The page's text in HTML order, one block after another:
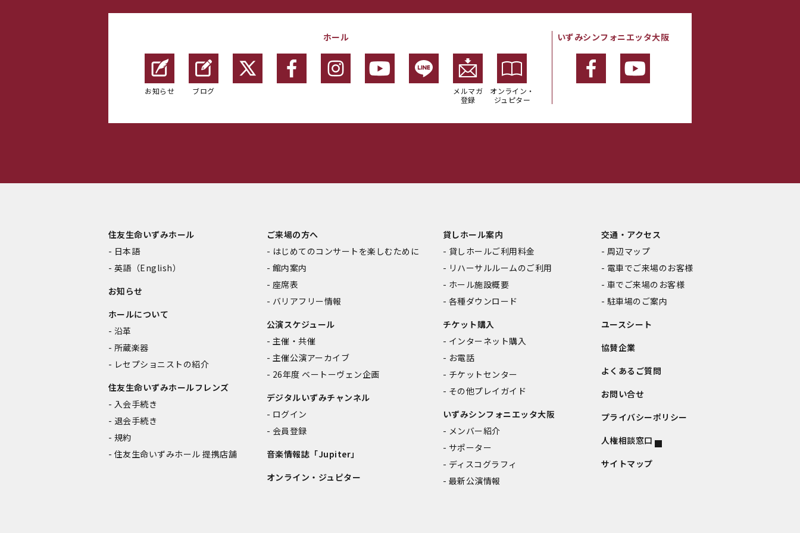
ホール
お知らせ ブログ
メルマガ
登録
オンライン・
ジュピター
いずみシンフォニエッタ大阪
住友生命いずみホール
日本語
英語（English）
お知らせ
ホールについて
沿革
所蔵楽器
レセプショニストの紹介
住友生命いずみホールフレンズ
入会手続き
退会手続き
規約
住友生命いずみホール 提携店舗
ご来場の方へ
はじめてのコンサートを楽しむために
館内案内
座席表
バリアフリー情報
公演スケジュール
主催・共催
主催公演アーカイブ
26年度 ベートーヴェン企画
デジタルいずみチャンネル
ログイン
会員登録
音楽情報誌「Jupiter」
オンライン・ジュピター
貸しホール案内
貸しホールご利用料金
リハーサルルームのご利用
ホール施設概要
各種ダウンロード
チケット購入
インターネット購入
お電話
チケットセンター
その他プレイガイド
いずみシンフォニエッタ大阪
メンバー紹介
サポーター
ディスコグラフィ
最新公演情報
交通・アクセス
周辺マップ
電車でご来場のお客様
車でご来場のお客様
駐車場のご案内
ユースシート
協賛企業
よくあるご質問
お問い合せ
プライバシーポリシー
人権相談窓口
サイトマップ